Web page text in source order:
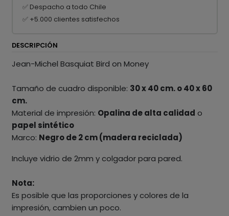
✅ Despacho a todo Chile
✅ +5.000 clientes satisfechos
DESCRIPCIÓN
Jean-Michel Basquiat Bird on Money
Tamaño de cuadro disponible: 30 x 40 cm. o 40 x 60
cm.
Material de impresión: Opalina de alta calidad o
papel sintético
Marco: Negro de 2 cm (madera reciclada)
Incluye vidrio de 2mm y colgador para pared.
Nota:
Es posible que las proporciones y colores de la
impresión, cambien un poco.